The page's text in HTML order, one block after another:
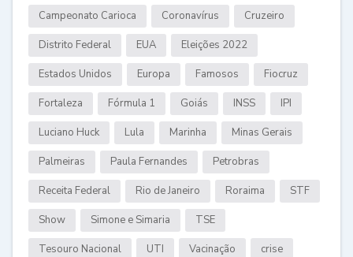
Campeonato Carioca Coronavírus Cruzeiro
Distrito Federal EUA Eleições 2022
Estados Unidos Europa Famosos Fiocruz
Fortaleza Fórmula 1 Goiás INSS IPI
Luciano Huck Lula Marinha Minas Gerais
Palmeiras Paula Fernandes Petrobras
Receita Federal Rio de Janeiro Roraima STF
Show Simone e Simaria TSE
Tesouro Nacional UTI Vacinação crise